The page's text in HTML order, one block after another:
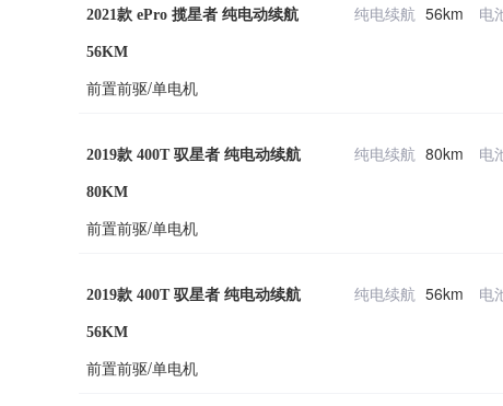
2021款 ePro 揽星者 纯电动续航
56KM
前置前驱/单电机
纯电续航 56km 电
2019款 400T 驭星者 纯电动续航
80KM
前置前驱/单电机
纯电续航 80km 电
2019款 400T 驭星者 纯电动续航
56KM
前置前驱/单电机
纯电续航 56km 电